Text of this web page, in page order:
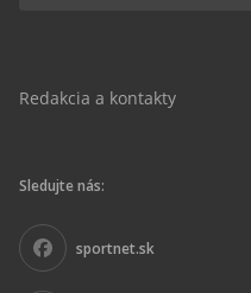
Redakcia a kontakty
Sledujte nás:
sportnet.sk